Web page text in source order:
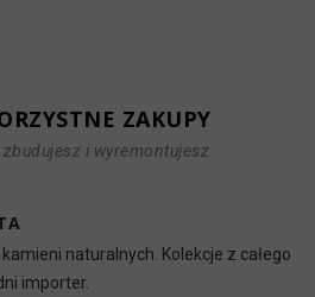
ZAKUPY
i wyremontujesz
naturalnych. Kolekcje z całego
importer.